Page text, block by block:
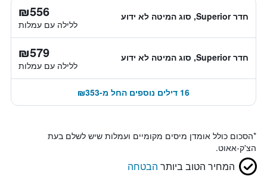
חדר Superior, סוג המיטה לא ידוע ₪556
ללילה עם עמלות
חדר Superior, סוג המיטה לא ידוע ₪579
ללילה עם עמלות
16 דילים נוספים החל מ-₪353
*הסכום כולל אומדן מיסים מקומיים ועמלות שיש לשלם בעת
הצ'ק-אאוט.
המחיר הטוב ביותר הבטחה